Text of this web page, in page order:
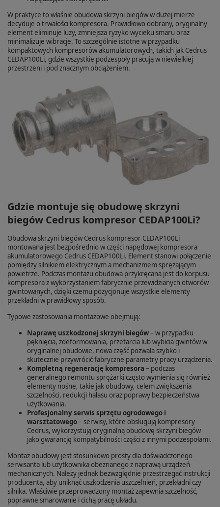
W praktyce to właśnie obudowa skrzyni biegów w dużej mierze
decyduje o trwałości kompresora. Prawidłowo dobrany, oryginalny
element eliminuje luzy, zmniejsza ryzyko wycieku smaru oraz
minimalizuje wibracje. To szczególnie istotne w przypadku
kompaktowych kompresorów akumulatorowych, takich jak Cedrus
CEDAP100Li, gdzie wszystkie podzespoły pracują w niewielkiej
przestrzeni i pod znacznym obciążeniem.
Gdzie montuje się obudowę skrzyni
biegów Cedrus kompresor CEDAP100Li?
Obudowa skrzyni biegów Cedrus kompresor CEDAP100Li
montowana jest bezpośrednio w części napędowej kompresora
akumulatorowego Cedrus CEDAP100Li. Element stanowi połączenie
pomiędzy silnikiem elektrycznym a mechanizmem sprężającym
powietrze. Podczas montażu obudowa przykręcana jest do korpusu
kompresora z wykorzystaniem fabrycznie przewidzianych otworów
gwintowanych, dzięki czemu pozycjonuje wszystkie elementy
przekładni w prawidłowy sposób.
Typowe zastosowania montażowe obejmują:
Naprawę uszkodzonej skrzyni biegów– w przypadku
pęknięcia, zdeformowania, przetarcia lub wybicia gwintów w
oryginalnej obudowie, nowa część pozwala szybko i
skutecznie przywrócić fabryczne parametry pracy urządzenia.
Kompletną regenerację kompresora – podczas
generalnego remontu sprężarki często wymienia się również
elementy nośne, takie jak obudowy, celem zwiększenia
szczelności, redukcji hałasu oraz poprawy bezpieczeństwa
użytkowania.
Profesjonalny serwis sprzętu ogrodowego i
warsztatowego– serwisy, które obsługują kompresory
Cedrus, wykorzystują oryginalną obudowę skrzyni biegów
jako gwarancję kompatybilności części z innymi podzespołami.
Montaż obudowy jest stosunkowo prosty dla doświadczonego
serwisanta lub użytkownika obeznanego z naprawą urządzeń
mechanicznych. Należy jednak bezwzględnie przestrzegać instrukcji
producenta, aby uniknąć uszkodzenia uszczelnień, przekładni czy
silnika. Właściwie przeprowadzony montaż zapewnia szczelność,
poprawne smarowanie i cichą pracę układu.